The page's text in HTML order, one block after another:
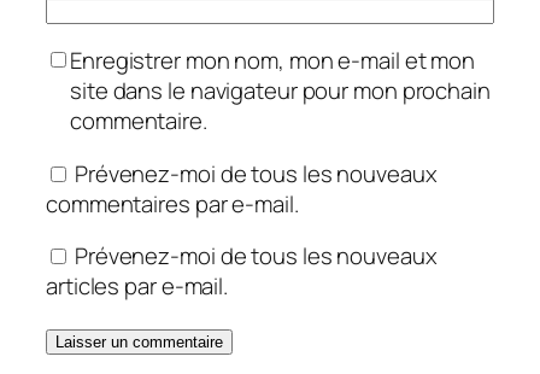
Enregistrer mon nom, mon e-mail et mon
site dans le navigateur pour mon prochain
commentaire.
Prévenez-moi de tous les nouveaux
commentaires par e-mail.
Prévenez-moi de tous les nouveaux
articles par e-mail.